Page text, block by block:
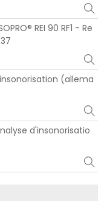
REI 90 RF1 - Re
(allema
d'insonorisatio